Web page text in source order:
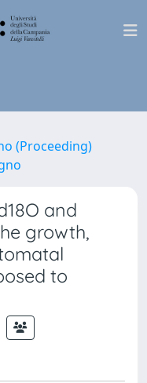
(Proceeding)
and
growth,
to